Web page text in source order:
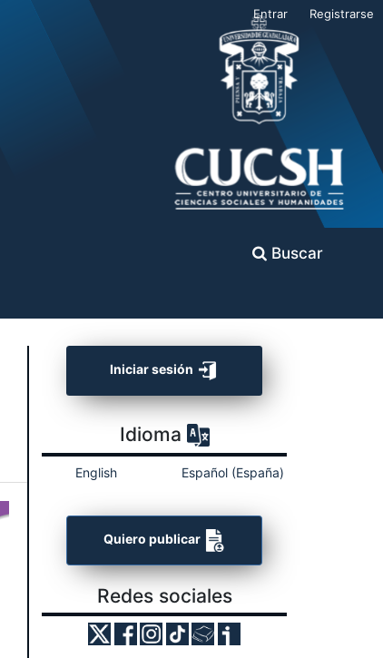
Buscar
Entrar Registrarse
Iniciar sesión
Idioma
English Español (España)
Quiero publicar
Redes sociales